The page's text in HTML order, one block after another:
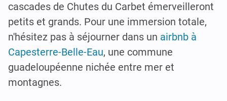
cascades de Chutes du Carbet émerveilleront
petits et grands. Pour une immersion totale,
n'hésitez pas à séjourner dans un airbnb à
Capesterre-Belle-Eau, une commune
guadeloupéenne nichée entre mer et
montagnes.